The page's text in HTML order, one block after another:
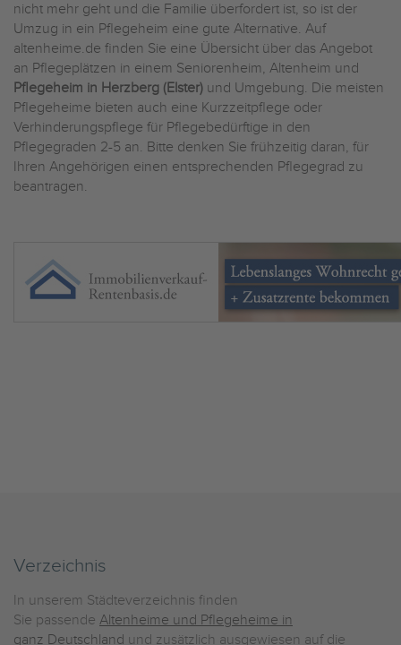
nicht mehr geht und die Familie überfordert ist, so ist der
Umzug in ein Pflegeheim eine gute Alternative. Auf
altenheime.de finden Sie eine Übersicht über das Angebot
an Pflegeplätzen in einem Seniorenheim, Altenheim und
Pflegeheim in Herzberg (Elster) und Umgebung. Die meisten
Pflegeheime bieten auch eine Kurzzeitpflege oder
Verhinderungspflege für Pflegebedürftige in den
Pflegegraden 2-5 an. Bitte denken Sie frühzeitig daran, für
Ihren Angehörigen einen entsprechenden Pflegegrad zu
beantragen.
Verzeichnis
In unserem Städteverzeichnis finden
Sie passende Altenheime und Pflegeheime in
ganz Deutschland und zusätzlich ausgewiesen auf die